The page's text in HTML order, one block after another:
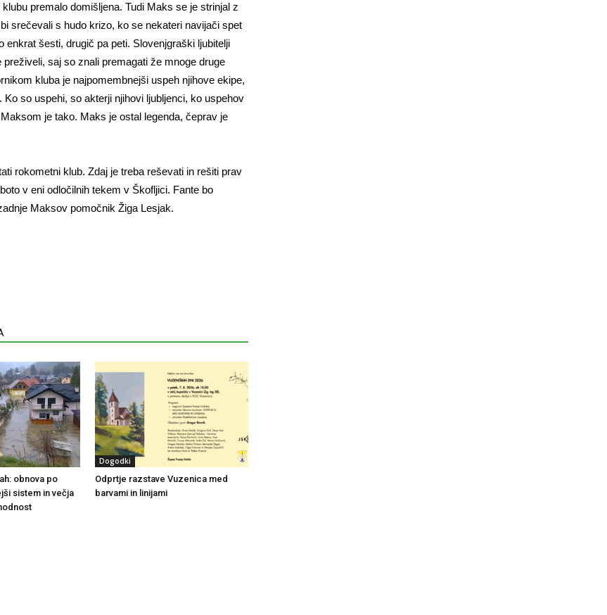
premalo domišljena. Tudi Maks se je strinjal z
srečevali s hudo krizo, ko se nekateri navijači spet
enkrat šesti, drugič pa peti. Slovenjgraški ljubitelji
saj so znali premagati že mnoge druge
kluba je najpomembnejši uspeh njihove ekipe,
so uspehi, so akterji njihovi ljubljenci, ko uspehov
je tako. Maks je ostal legenda, čeprav je
rokometni klub. Zdaj je treba reševati in rešiti prav
v eni odločilnih tekem v Škofljici. Fante bo
Maksov pomočnik Žiga Lesjak.
obnova po
sistem in večja
Dogodki
Odprtje razstave Vuzenica med
barvami in linijami